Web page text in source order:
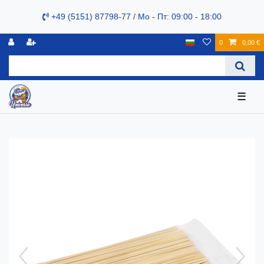
+49 (5151) 87798-77 / Mo - Пт: 09:00 - 18:00
0 0,00 €
☰